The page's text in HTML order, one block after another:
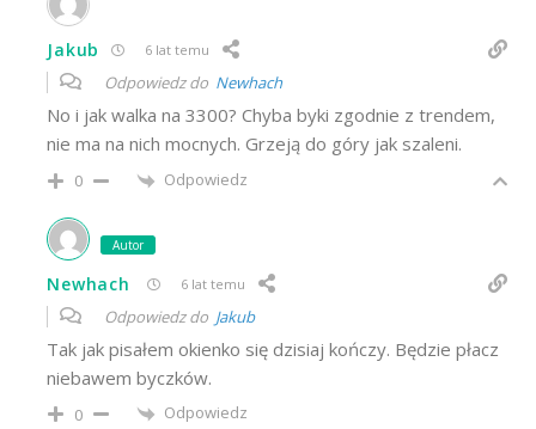
Jakub 6 lat temu
Odpowiedz do Newhach
No i jak walka na 3300? Chyba byki zgodnie z trendem,
nie ma na nich mocnych. Grzeją do góry jak szaleni.
0 Odpowiedz
Autor
Newhach 6 lat temu
Odpowiedz do Jakub
Tak jak pisałem okienko się dzisiaj kończy. Będzie płacz
niebawem byczków.
0 Odpowiedz